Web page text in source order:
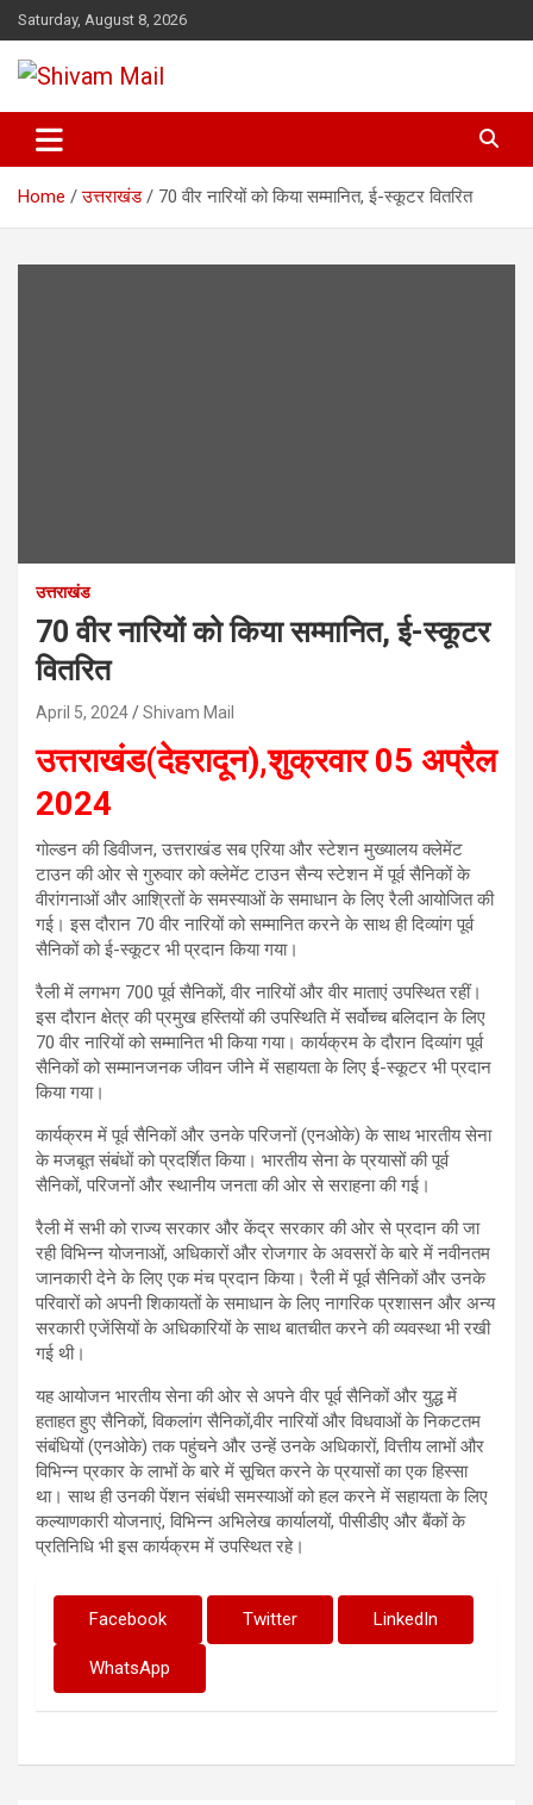
Skip
to
content
Saturday, August 8, 2026
Shivam Mail
Home उत्तराखंड 70 वीर नारियों को किया सम्मानित, ई-स्कूटर वितरित
उत्तराखंड
70 वीर नारियों को किया सम्मानित, ई-स्कूटर
वितरित
April 5, 2024 Shivam Mail
उत्तराखंड(देहरादून),शुक्रवार 05 अप्रैल
2024
गोल्डन की डिवीजन, उत्तराखंड सब एरिया और स्टेशन मुख्यालय क्लेमेंट
टाउन की ओर से गुरुवार को क्लेमेंट टाउन सैन्य स्टेशन में पूर्व सैनिकों के
वीरांगनाओं और आश्रितों के समस्याओं के समाधान के लिए रैली आयोजित की
गई। इस दौरान 70 वीर नारियों को सम्मानित करने के साथ ही दिव्यांग पूर्व
सैनिकों को ई-स्कूटर भी प्रदान किया गया।
रैली में लगभग 700 पूर्व सैनिकों, वीर नारियों और वीर माताएं उपस्थित रहीं।
इस दौरान क्षेत्र की प्रमुख हस्तियों की उपस्थिति में सर्वोच्च बलिदान के लिए
70 वीर नारियों को सम्मानित भी किया गया। कार्यक्रम के दौरान दिव्यांग पूर्व
सैनिकों को सम्मानजनक जीवन जीने में सहायता के लिए ई-स्कूटर भी प्रदान
किया गया।
कार्यक्रम में पूर्व सैनिकों और उनके परिजनों (एनओके) के साथ भारतीय सेना
के मजबूत संबंधों को प्रदर्शित किया। भारतीय सेना के प्रयासों की पूर्व
सैनिकों, परिजनों और स्थानीय जनता की ओर से सराहना की गई।
रैली में सभी को राज्य सरकार और केंद्र सरकार की ओर से प्रदान की जा
रही विभिन्न योजनाओं, अधिकारों और रोजगार के अवसरों के बारे में नवीनतम
जानकारी देने के लिए एक मंच प्रदान किया। रैली में पूर्व सैनिकों और उनके
परिवारों को अपनी शिकायतों के समाधान के लिए नागरिक प्रशासन और अन्य
सरकारी एजेंसियों के अधिकारियों के साथ बातचीत करने की व्यवस्था भी रखी
गई थी।
यह आयोजन भारतीय सेना की ओर से अपने वीर पूर्व सैनिकों और युद्ध में
हताहत हुए सैनिकों, विकलांग सैनिकों,वीर नारियों और विधवाओं के निकटतम
संबंधियों (एनओके) तक पहुंचने और उन्हें उनके अधिकारों, वित्तीय लाभों और
विभिन्न प्रकार के लाभों के बारे में सूचित करने के प्रयासों का एक हिस्सा
था। साथ ही उनकी पेंशन संबंधी समस्याओं को हल करने में सहायता के लिए
कल्याणकारी योजनाएं, विभिन्न अभिलेख कार्यालयों, पीसीडीए और बैंकों के
प्रतिनिधि भी इस कार्यक्रम में उपस्थित रहे।
Facebook Twitter LinkedIn
WhatsApp